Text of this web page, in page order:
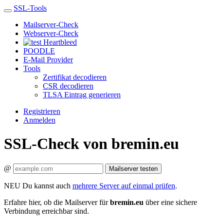
SSL-Tools
Mailserver-Check
Webserver-Check
Heartbleed
POODLE
E-Mail Provider
Tools
Zertifikat decodieren
CSR decodieren
TLSA Eintrag generieren
Registrieren
Anmelden
SSL-Check von bremin.eu
@ Mailserver testen
NEU Du kannst auch mehrere Server auf einmal prüfen.
Erfahre hier, ob die Mailserver fürbremin.eu über eine sichere
Verbindung erreichbar sind.